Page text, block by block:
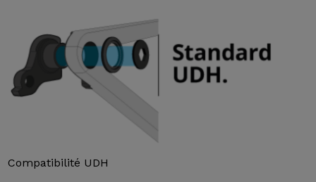
Compatibilité UDH